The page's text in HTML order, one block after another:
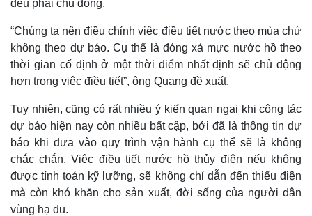
đều phải chủ động.
“Chúng ta nên điều chỉnh việc điều tiết nước theo mùa chứ
không theo dự báo. Cụ thể là đóng xả mực nước hồ theo
thời gian cố định ở một thời điểm nhất định sẽ chủ động
hơn trong việc điều tiết”, ông Quang đề xuất.
Tuy nhiên, cũng có rất nhiều ý kiến quan ngại khi công tác
dự báo hiện nay còn nhiều bất cập, bởi đã là thông tin dự
báo khi đưa vào quy trình vận hành cụ thể sẽ là không
chắc chắn. Việc điều tiết nước hồ thủy điện nếu không
được tính toán kỹ lưỡng, sẽ không chỉ dẫn đến thiếu điện
mà còn khó khăn cho sản xuất, đời sống của người dân
vùng hạ du.